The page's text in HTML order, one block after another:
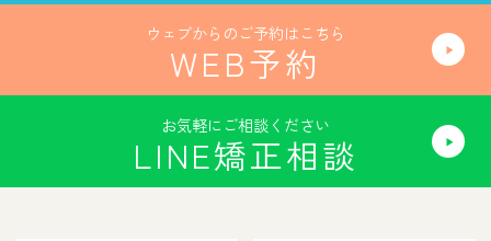
ウェブからのご予約はこちら
WEB予約
お気軽にご相談ください
LINE矯正相談